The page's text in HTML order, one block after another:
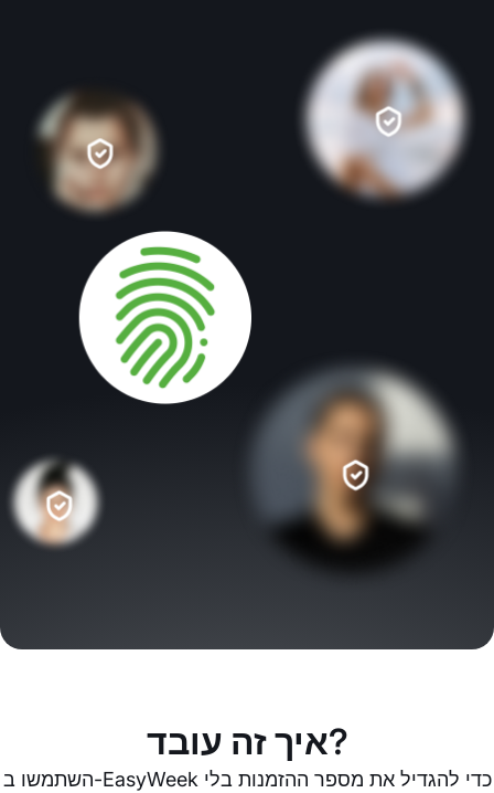
איך זה עובד?
השתמשו ב-EasyWeek כדי להגדיל את מספר ההזמנות בלי